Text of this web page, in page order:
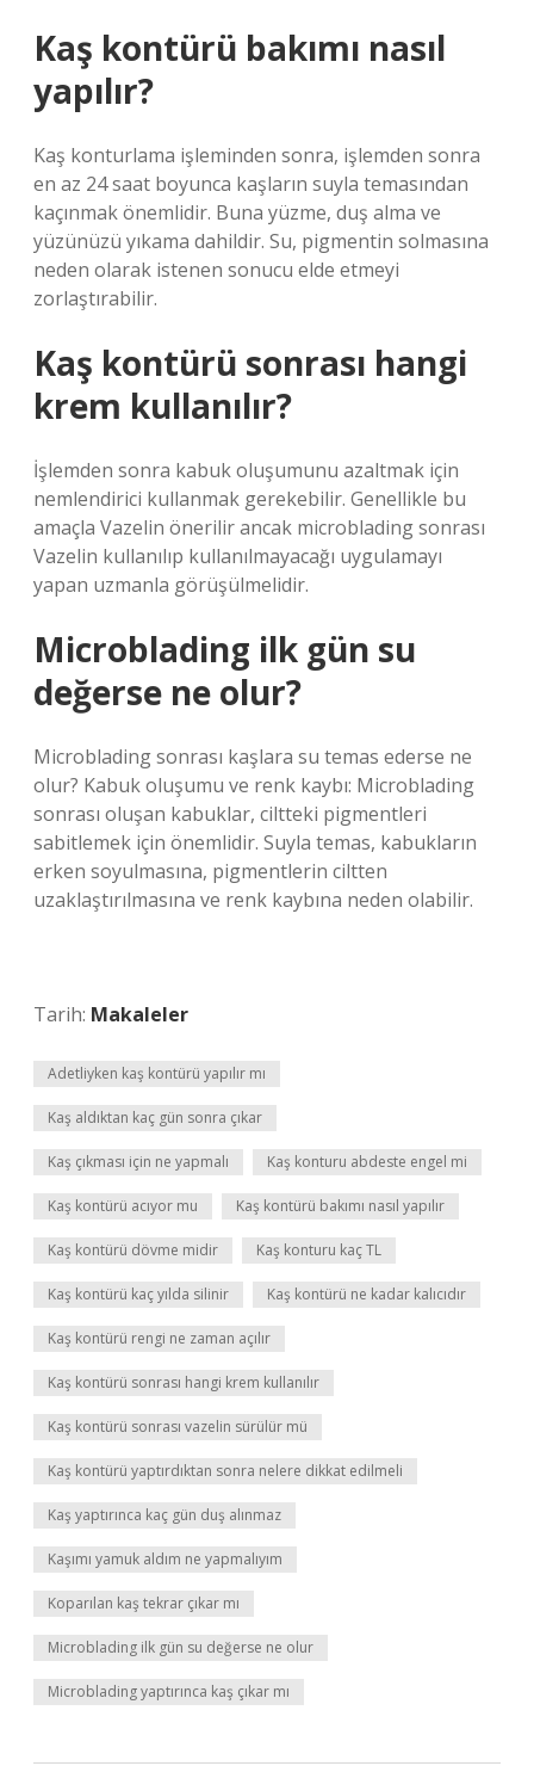
Kaş kontürü bakımı nasıl
yapılır?
Kaş konturlama işleminden sonra, işlemden sonra
en az 24 saat boyunca kaşların suyla temasından
kaçınmak önemlidir. Buna yüzme, duş alma ve
yüzünüzü yıkama dahildir. Su, pigmentin solmasına
neden olarak istenen sonucu elde etmeyi
zorlaştırabilir.
Kaş kontürü sonrası hangi
krem kullanılır?
İşlemden sonra kabuk oluşumunu azaltmak için
nemlendirici kullanmak gerekebilir. Genellikle bu
amaçla Vazelin önerilir ancak microblading sonrası
Vazelin kullanılıp kullanılmayacağı uygulamayı
yapan uzmanla görüşülmelidir.
Microblading ilk gün su
değerse ne olur?
Microblading sonrası kaşlara su temas ederse ne
olur? Kabuk oluşumu ve renk kaybı: Microblading
sonrası oluşan kabuklar, ciltteki pigmentleri
sabitlemek için önemlidir. Suyla temas, kabukların
erken soyulmasına, pigmentlerin ciltten
uzaklaştırılmasına ve renk kaybına neden olabilir.
Tarih: Makaleler
Adetliyken kaş kontürü yapılır mı
Kaş aldıktan kaç gün sonra çıkar
Kaş çıkması için ne yapmalı Kaş konturu abdeste engel mi
Kaş kontürü acıyor mu Kaş kontürü bakımı nasıl yapılır
Kaş kontürü dövme midir Kaş konturu kaç TL
Kaş kontürü kaç yılda silinir Kaş kontürü ne kadar kalıcıdır
Kaş kontürü rengi ne zaman açılır
Kaş kontürü sonrası hangi krem kullanılır
Kaş kontürü sonrası vazelin sürülür mü
Kaş kontürü yaptırdıktan sonra nelere dikkat edilmeli
Kaş yaptırınca kaç gün duş alınmaz
Kaşımı yamuk aldım ne yapmalıyım
Koparılan kaş tekrar çıkar mı
Microblading ilk gün su değerse ne olur
Microblading yaptırınca kaş çıkar mı